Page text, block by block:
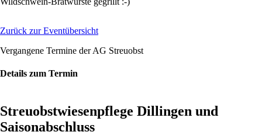
Zurück zur Eventübersicht
Vergangene Termine der AG Streuobst
Details zum Termin
Streuobstwiesenpflege Dillingen und
Saisonabschluss